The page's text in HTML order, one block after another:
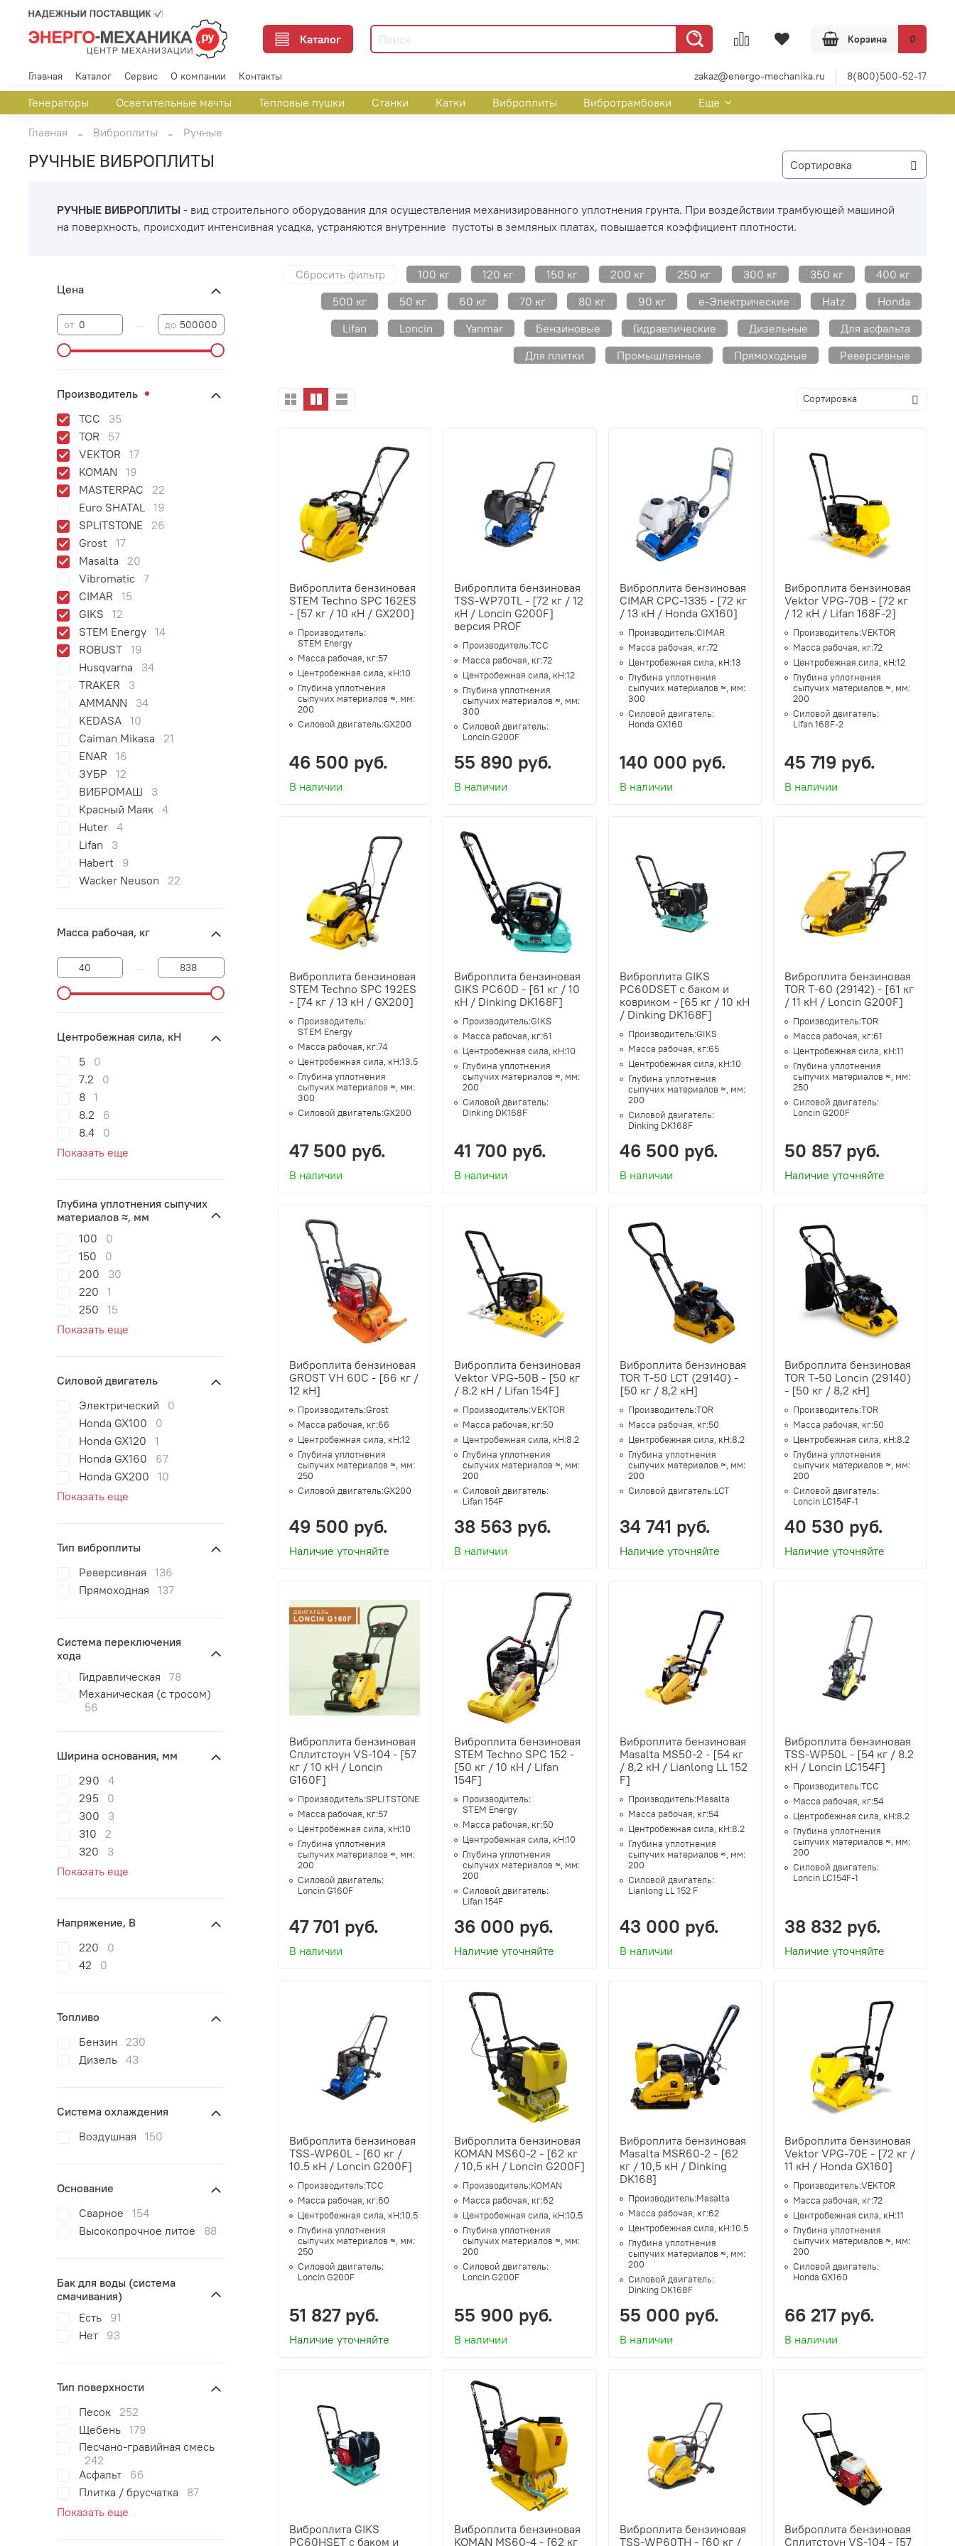
Каталог Корзина 0
Главная Каталог Сервис О компании Контакты zakaz@energo-mechanika.ru 8(800)500-52-17
Генераторы Осветительные мачты Тепловые пушки Станки Катки Виброплиты Вибротрамбовки Еще
Главная Виброплиты Ручные
РУЧНЫЕ ВИБРОПЛИТЫ
РУЧНЫЕ ВИБРОПЛИТЫ - вид строительного оборудования для осуществления механизированного уплотнения грунта. При воздействии трамбующей машиной
на поверхность, происходит интенсивная усадка, устраняются внутренние пустоты в земляных платах, повышается коэффициент плотности.
Сбросить фильтр 100 кг 120 кг 150 кг 200 кг 250 кг 300 кг 350 кг
400 кг
500 кг
50 кг 60 кг 70 кг 80 кг 90 кг e-Электрические Hatz
Honda
Lifan
Loncin Yanmar Бензиновые Гидравлические Дизельные
Для асфальта
Для плитки
Промышленные Прямоходные Реверсивные
Виброплита бензиновая
STEM Techno SPC 162ES
- [57 кг / 10 кН / GX200]
Производитель:
STEM Energy
Масса рабочая, кг:57
Центробежная сила, кН:10
Глубина уплотнения
сыпучих материалов ≈, мм:
200
Силовой двигатель:GX200
В наличии
46 500 руб.
Виброплита бензиновая
TSS-WP70TL - [72 кг / 12
кН / Loncin G200F]
версия PROF
Производитель:ТСС
Масса рабочая, кг:72
Центробежная сила, кН:12
Глубина уплотнения
сыпучих материалов ≈, мм:
300
Силовой двигатель:
Loncin G200F
В наличии
55 890 руб.
Виброплита бензиновая
CIMAR CPC-1335 - [72 кг
/ 13 кН / Honda GX160]
Производитель:CIMAR
Масса рабочая, кг:72
Центробежная сила, кН:13
Глубина уплотнения
сыпучих материалов ≈, мм:
300
Силовой двигатель:
Honda GX160
В наличии
140 000 руб.
Виброплита бензиновая
Vektor VPG-70B - [72 кг
/ 12 кН / Lifan 168F-2]
Производитель:VEKTOR
Масса рабочая, кг:72
Центробежная сила, кН:12
Глубина уплотнения
сыпучих материалов ≈, мм:
200
Силовой двигатель:
Lifan 168F-2
В наличии
45 719 руб.
Виброплита бензиновая
STEM Techno SPC 192ES
- [74 кг / 13 кН / GX200]
Производитель:
STEM Energy
Масса рабочая, кг:74
Центробежная сила, кН:13.5
Глубина уплотнения
сыпучих материалов ≈, мм:
300
Силовой двигатель:GX200
В наличии
47 500 руб.
Виброплита бензиновая
GIKS PC60D - [61 кг / 10
кН / Dinking DK168F]
Производитель:GIKS
Масса рабочая, кг:61
Центробежная сила, кН:10
Глубина уплотнения
сыпучих материалов ≈, мм:
200
Силовой двигатель:
Dinking DK168F
В наличии
41 700 руб.
Виброплита GIKS
PC60DSET с баком и
ковриком - [65 кг / 10 кН
/ Dinking DK168F]
Производитель:GIKS
Масса рабочая, кг:65
Центробежная сила, кН:10
Глубина уплотнения
сыпучих материалов ≈, мм:
200
Силовой двигатель:
Dinking DK168F
В наличии
46 500 руб.
Виброплита бензиновая
TOR T-60 (29142) - [61 кг
/ 11 кН / Loncin G200F]
Производитель:TOR
Масса рабочая, кг:61
Центробежная сила, кН:11
Глубина уплотнения
сыпучих материалов ≈, мм:
250
Силовой двигатель:
Loncin G200F
Наличие уточняйте
50 857 руб.
Виброплита бензиновая
GROST VH 60C - [66 кг /
12 кН]
Производитель:Grost
Масса рабочая, кг:66
Центробежная сила, кН:12
Глубина уплотнения
сыпучих материалов ≈, мм:
250
Силовой двигатель:GX200
Наличие уточняйте
49 500 руб.
Виброплита бензиновая
Vektor VPG-50B - [50 кг
/ 8.2 кН / Lifan 154F]
Производитель:VEKTOR
Масса рабочая, кг:50
Центробежная сила, кН:8.2
Глубина уплотнения
сыпучих материалов ≈, мм:
200
Силовой двигатель:
Lifan 154F
В наличии
38 563 руб.
Виброплита бензиновая
TOR T-50 LCT (29140) -
[50 кг / 8,2 кН]
Производитель:TOR
Масса рабочая, кг:50
Центробежная сила, кН:8.2
Глубина уплотнения
сыпучих материалов ≈, мм:
200
Силовой двигатель:LCT
Наличие уточняйте
34 741 руб.
Виброплита бензиновая
TOR T-50 Loncin (29140)
- [50 кг / 8,2 кН]
Производитель:TOR
Масса рабочая, кг:50
Центробежная сила, кН:8.2
Глубина уплотнения
сыпучих материалов ≈, мм:
200
Силовой двигатель:
Loncin LC154F-1
Наличие уточняйте
40 530 руб.
Виброплита бензиновая
Сплитстоун VS-104 - [57
кг / 10 кН / Loncin
G160F]
Производитель:SPLITSTONE
Масса рабочая, кг:57
Центробежная сила, кН:10
Глубина уплотнения
сыпучих материалов ≈, мм:
200
Силовой двигатель:
Loncin G160F
В наличии
47 701 руб.
Виброплита бензиновая
STEM Techno SPC 152 -
[50 кг / 10 кН / Lifan
154F]
Производитель:
STEM Energy
Масса рабочая, кг:50
Центробежная сила, кН:10
Глубина уплотнения
сыпучих материалов ≈, мм:
200
Силовой двигатель:
Lifan 154F
Наличие уточняйте
36 000 руб.
Виброплита бензиновая
Masalta MS50-2 - [54 кг
/ 8,2 кН / Lianlong LL 152
F]
Производитель:Masalta
Масса рабочая, кг:54
Центробежная сила, кН:8.2
Глубина уплотнения
сыпучих материалов ≈, мм:
200
Силовой двигатель:
Lianlong LL 152 F
В наличии
43 000 руб.
Виброплита бензиновая
TSS-WP50L - [54 кг / 8.2
кН / Loncin LC154F]
Производитель:ТСС
Масса рабочая, кг:54
Центробежная сила, кН:8.2
Глубина уплотнения
сыпучих материалов ≈, мм:
200
Силовой двигатель:
Loncin LC154F-1
Наличие уточняйте
38 832 руб.
Виброплита бензиновая
TSS-WP60L - [60 кг /
10.5 кН / Loncin G200F]
Производитель:ТСС
Масса рабочая, кг:60
Центробежная сила, кН:10.5
Глубина уплотнения
сыпучих материалов ≈, мм:
250
Силовой двигатель:
Loncin G200F
Наличие уточняйте
51 827 руб.
Виброплита бензиновая
KOMAN MS60-2 - [62 кг
/ 10,5 кН / Loncin G200F]
Производитель:KOMAN
Масса рабочая, кг:62
Центробежная сила, кН:10.5
Глубина уплотнения
сыпучих материалов ≈, мм:
200
Силовой двигатель:
Loncin G200F
В наличии
55 900 руб.
Виброплита бензиновая
Masalta MSR60-2 - [62
кг / 10,5 кН / Dinking
DK168]
Производитель:Masalta
Масса рабочая, кг:62
Центробежная сила, кН:10.5
Глубина уплотнения
сыпучих материалов ≈, мм:
200
Силовой двигатель:
Dinking DK168F
В наличии
55 000 руб.
Виброплита бензиновая
Vektor VPG-70Е - [72 кг /
11 кН / Honda GX160]
Производитель:VEKTOR
Масса рабочая, кг:72
Центробежная сила, кН:11
Глубина уплотнения
сыпучих материалов ≈, мм:
200
Силовой двигатель:
Honda GX160
В наличии
66 217 руб.
Виброплита GIKS
PC60HSET с баком и
Виброплита бензиновая
KOMAN MS60-4 - [62 кг
Виброплита бензиновая
TSS-WP60TH - [60 кг /
Виброплита бензиновая
Сплитстоун VS-104 - [57
Цена
от до
Производитель
ТСС
35
TOR
57
VEKTOR
17
KOMAN
19
MASTERPAC
22
Euro SHATAL
19
SPLITSTONE
26
Grost
17
Masalta
20
Vibromatic 7
CIMAR
15
GIKS
12
STEM Energy 14
ROBUST 19
Husqvarna
34
TRAKER
3
AMMANN
34
KEDASA 10
Caiman Mikasa
21
ENAR
16
ЗУБР
12
ВИБРОМАШ
3
Красный Маяк 4
Huter 4
Lifan
3
Habert
9
Wacker Neuson
22
Масса рабочая, кг
Центробежная сила, кН
5
0
7.2
0
8 1
8.2
6
8.4
0
Показать еще
Глубина уплотнения сыпучих
материалов ≈, мм
100
0
150
0
200
30
220
1
250
15
Показать еще
Силовой двигатель
Электрический
0
Honda GX100
0
Honda GX120
1
Honda GX160
67
Honda GX200
10
Показать еще
Тип виброплиты
Реверсивная
136
Прямоходная
137
Система переключения
хода
Гидравлическая
78
Механическая (с тросом)
56
Ширина основания, мм
290
4
295
0
300
3
310
2
320
3
Показать еще
Напряжение, В
220
0
42
0
Топливо
Бензин
230
Дизель 43
Система охлаждения
Воздушная
150
Основание
Сварное
154
Высокопрочное литое
88
Бак для воды (система
смачивания)
Есть
91
Нет
93
Тип поверхности
Песок
252
Щебень 179
Песчано-гравийная смесь
242
Асфальт
66
Плитка / брусчатка
87
Показать еще